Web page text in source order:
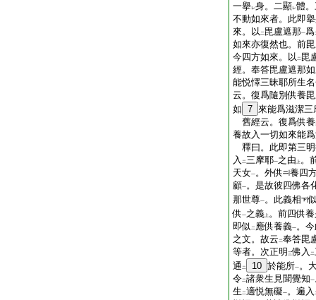
一擧レ身。二顯レ體
不動如來者。此即
來。以 二 毘盧遮那一爲
如來亦復然也。前
今四方如來。以 二 毘
經。奉答毘盧遮那
能悦懌三昧耶所生
云。復爲隨別供養
如 7 來能爲滋潔三
舊經云。復爲供
養故入一切如來能
釋曰。此即第三
入 二三摩耶一之由 上 。
天女一。外供
養四
顧一。是故彼四佛各
那世尊一。此義相
供一之義 上 。前四供
即似 二 應供養義一。
之文。故云 二奉答毘
等者。次正明 三佛入 二
通 二 10 於能所一。
令二諸衆生見聞覺知一
生 二適悦無礙一。遍入